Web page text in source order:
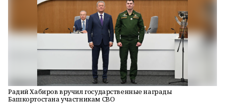
Радий Хабиров вручил государственные награды
Башкортостана участникам СВО